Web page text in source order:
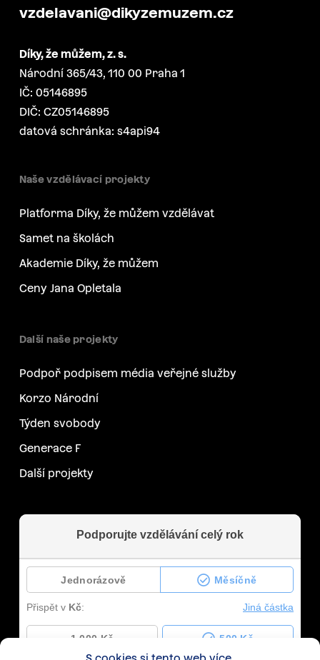
vzdelavani@dikyzemuzem.cz
Díky, že můžem, z. s.
Národní 365/43, 110 00 Praha 1
IČ: 05146895
DIČ: CZ05146895
datová schránka: s4api94
Naše vzdělávací projekty
Platforma Díky, že můžem vzdělávat
Samet na školách
Akademie Díky, že můžem
Ceny Jana Opletala
Další naše projekty
Podpoř podpisem média veřejné služby
Korzo Národní
Týden svobody
Generace F
Další projekty